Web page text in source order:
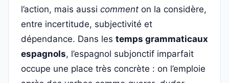
l’action, mais aussi comment on la considère,
entre incertitude, subjectivité et
dépendance. Dans les temps grammaticaux
espagnols, l’espagnol subjonctif imparfait
occupe une place très concrète : on l’emploie